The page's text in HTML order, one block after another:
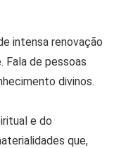
intensa renovação
Fala de pessoas
divinos.
e do
que,